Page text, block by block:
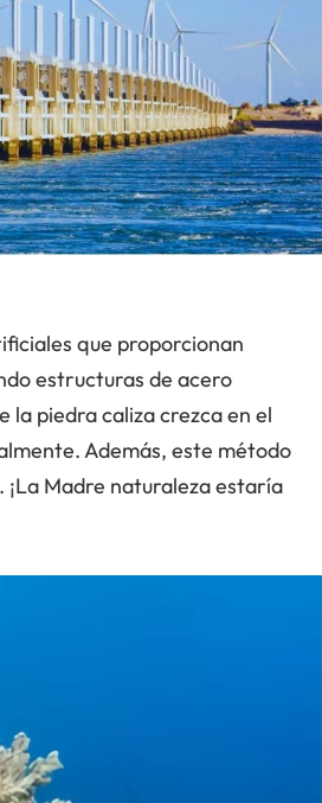
que proporcionan
estructuras de acero
piedra caliza crezca en el
Además, este método
¡La Madre naturaleza estaría